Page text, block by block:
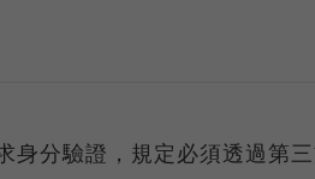
身分驗證，規定必須透過第